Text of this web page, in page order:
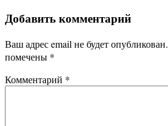
Добавить комментарий
Ваш адрес email не будет опубликован.
помечены *
Комментарий *